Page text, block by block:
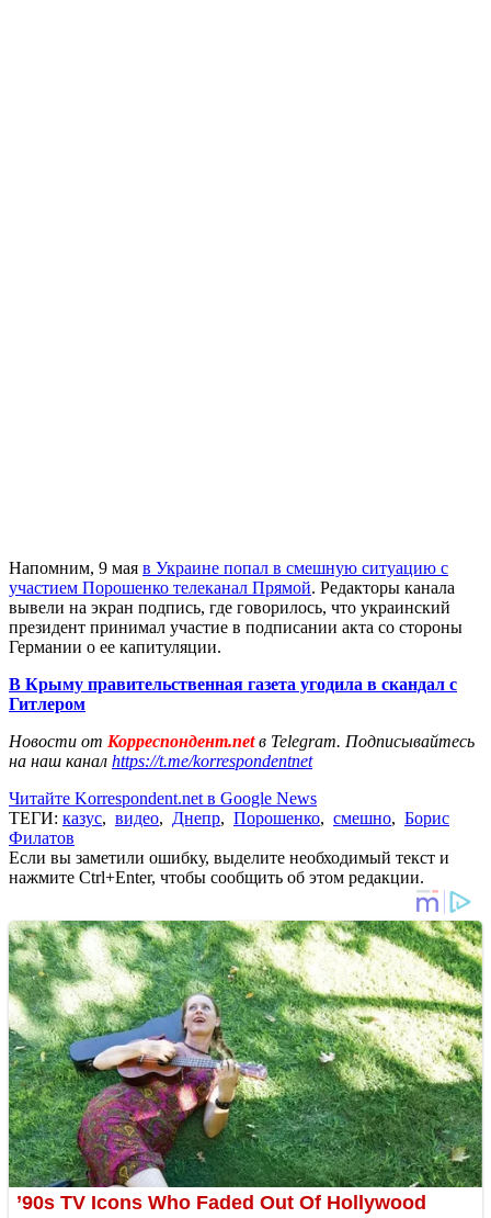
Напомним, 9 мая в Украине попал в смешную ситуацию с
участием Порошенко телеканал Прямой. Редакторы канала
вывели на экран подпись, где говорилось, что украинский
президент принимал участие в подписании акта со стороны
Германии о ее капитуляции.
В Крыму правительственная газета угодила в скандал с
Гитлером
Новости от Корреспондент.netв Telegram. Подписывайтесь
на наш канал https://t.me/korrespondentnet
Читайте Korrespondent.net в Google News
ТЕГИ: казус, видео, Днепр, Порошенко, смешно, Борис
Филатов
Если вы заметили ошибку, выделите необходимый текст и
нажмите Ctrl+Enter, чтобы сообщить об этом редакции.